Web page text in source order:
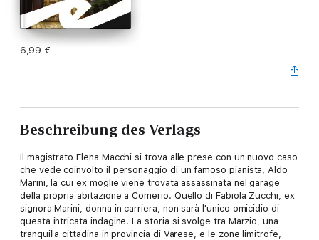
6,99 €
Beschreibung des Verlags
Il magistrato Elena Macchi si trova alle prese con un nuovo caso
che vede coinvolto il personaggio di un famoso pianista, Aldo
Marini, la cui ex moglie viene trovata assassinata nel garage
della propria abitazione a Comerio. Quello di Fabiola Zucchi, ex
signora Marini, donna in carriera, non sarà l'unico omicidio di
questa intricata indagine. La storia si svolge tra Marzio, una
tranquilla cittadina in provincia di Varese, e le zone limitrofe,